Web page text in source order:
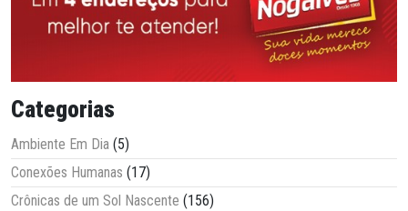
Categorias
Ambiente Em Dia (5)
Conexões Humanas (17)
Crônicas de um Sol Nascente (156)